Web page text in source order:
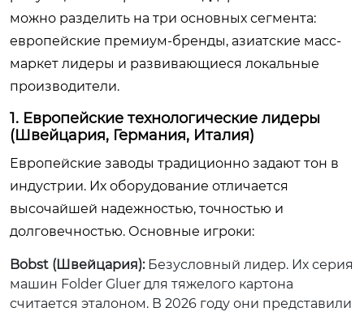
можно разделить на три основных сегмента:
европейские премиум-бренды, азиатские масс-
маркет лидеры и развивающиеся локальные
производители.
1. Европейские технологические лидеры
(Швейцария, Германия, Италия)
Европейские заводы традиционно задают тон в
индустрии. Их оборудование отличается
высочайшей надежностью, точностью и
долговечностью. Основные игроки:
Bobst (Швейцария):Безусловный лидер. Их серия
машин Folder Gluer для тяжелого картона
считается эталоном. В 2026 году они представили